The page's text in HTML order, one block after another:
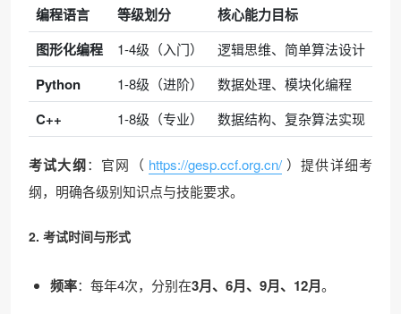
编程语言 等级划分
核心能力目标
图形化编程
1-4级（入门） 逻辑思维、简单算法设计
Python 1-8级（进阶） 数据处理、模块化编程
C++ 1-8级（专业） 数据结构、复杂算法实现
考试大纲：官网（ https://gesp.ccf.org.cn/ ）提供详细考
纲，明确各级别知识点与技能要求。
2. 考试时间与形式
频率：每年4次，分别在3月、6月、9月、12月。